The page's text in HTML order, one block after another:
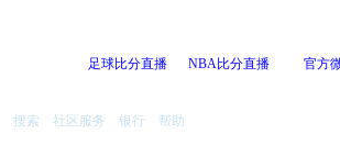
足球比分直播 NBA比分直播 官方
搜索 社区服务 银行 帮助